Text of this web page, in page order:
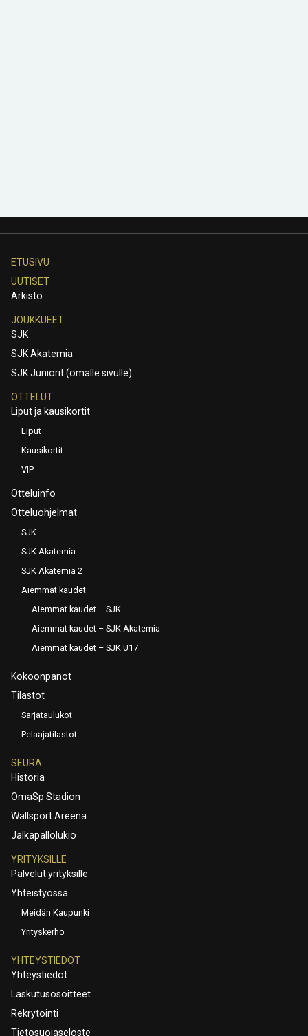
ETUSIVU
UUTISET
Arkisto
JOUKKUEET
SJK
SJK Akatemia
SJK Juniorit (omalle sivulle)
OTTELUT
Liput ja kausikortit
Liput
Kausikortit
VIP
Otteluinfo
Otteluohjelmat
SJK
SJK Akatemia
SJK Akatemia 2
Aiemmat kaudet
Aiemmat kaudet – SJK
Aiemmat kaudet – SJK Akatemia
Aiemmat kaudet – SJK U17
Kokoonpanot
Tilastot
Sarjataulukot
Pelaajatilastot
SEURA
Historia
OmaSp Stadion
Wallsport Areena
Jalkapallolukio
YRITYKSILLE
Palvelut yrityksille
Yhteistyössä
Meidän Kaupunki
Yrityskerho
YHTEYSTIEDOT
Yhteystiedot
Laskutusosoitteet
Rekrytointi
Tietosuojaseloste